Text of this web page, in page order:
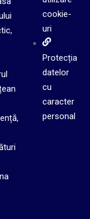
cookie-
uri
Protecția
datelor
cu
caracter
personal